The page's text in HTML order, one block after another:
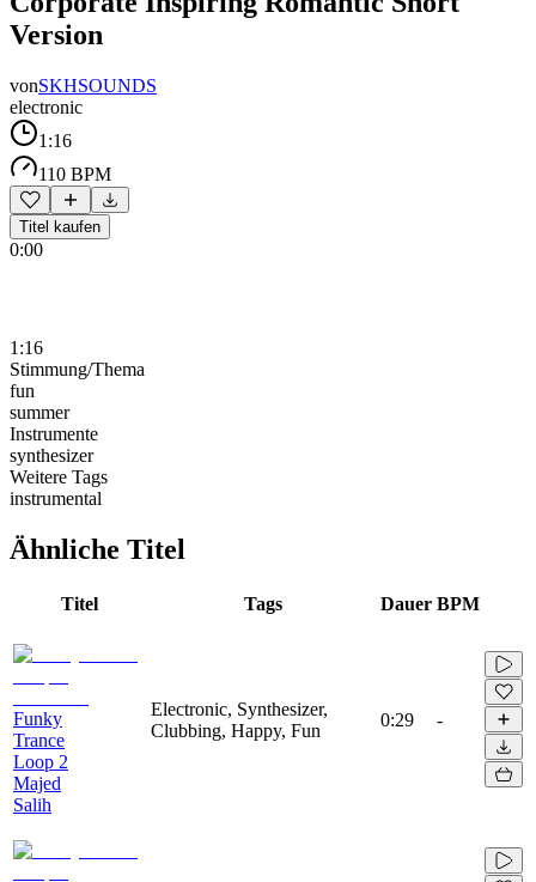
Version
vonSKHSOUNDS
electronic
1:16
110 BPM
Titel kaufen
0:00
1:16
Stimmung/Thema
fun
summer
Instrumente
synthesizer
Weitere Tags
instrumental
Ähnliche Titel
Titel Tags Dauer BPM
Funky
Trance
Loop 2
Majed
Salih
Electronic, Synthesizer,
Clubbing, Happy, Fun
0:29 -